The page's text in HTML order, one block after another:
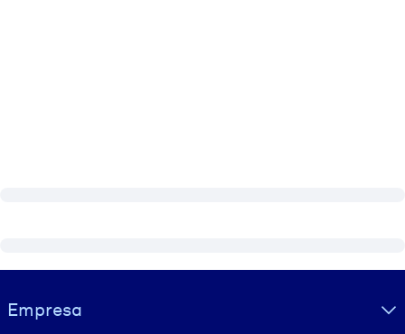
Visually hidden Text
Empresa